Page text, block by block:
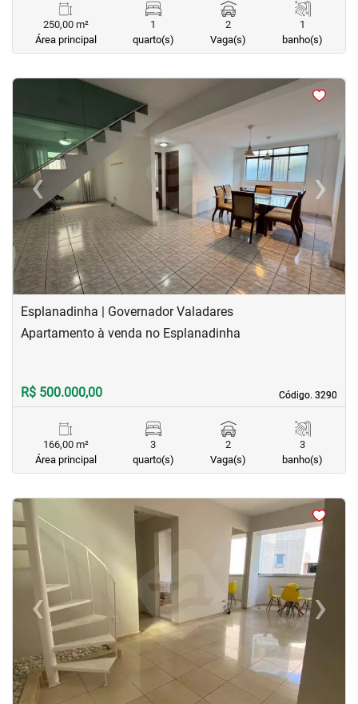
250,00 m²
Área principal
1
quarto(s)
2
Vaga(s)
1
banho(s)
<
‹Previous ›Next
Esplanadinha | Governador Valadares
Código. 3290
Código. 3290
Apartamento à venda no Esplanadinha
R$ 500.000,00
166,00 m²
Área principal
3
quarto(s)
2
Vaga(s)
3
banho(s)
<<
‹
Previous ›Next